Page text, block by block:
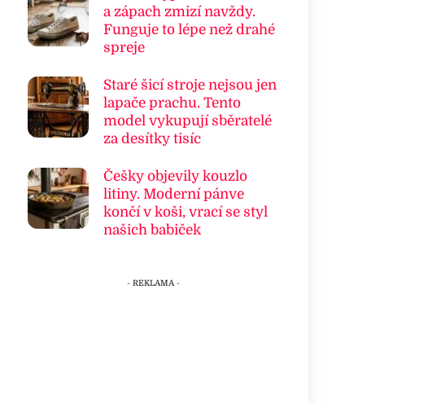
a zápach zmizí navždy.
Funguje to lépe než drahé
spreje
Staré šicí stroje nejsou jen
lapače prachu. Tento
model vykupují sběratelé
za desítky tisíc
Češky objevily kouzlo
litiny. Moderní pánve
končí v koši, vrací se styl
našich babiček